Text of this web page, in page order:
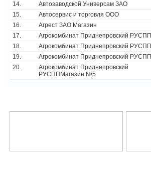
14.
Автозаводской Универсам ЗАО
15.
Автосервис и торговля ООО
16.
Агрест ЗАО Магазин
17.
Агрокомбинат Приднепровский РУСПП
18.
Агрокомбинат Приднепровский РУСПП
19.
Агрокомбинат Приднепровский РУСПП
20.
Агрокомбинат Приднепровский
РУСППМагазин №5